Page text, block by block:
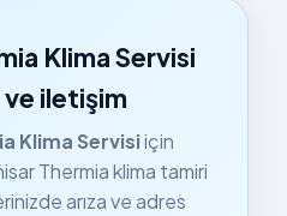
Klima Servisi
iletişim
Klima Servisiiçin
Thermia klima tamiri
arıza ve adres